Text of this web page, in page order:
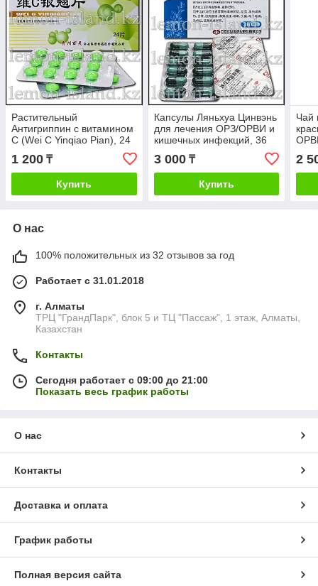
Растительный
Антигриппин с витамином
С (Wei C Yinqiao Pian), 24
1 200 ₸
Купить
Капсулы Ляньхуа Цинвэнь
для лечения ОРЗ/ОРВИ и
кишечных инфекций, 36
3 000₸
Купить
Чай
2
О нас
100% положительных из 32 отзывов за год
Работает с 31.01.2018
г. Алматы
ТРЦ "ГрандПарк", блок 5 и ТЦ "Пассаж", 1 этаж, Алматы,
Казахстан
Контакты
Сегодня работает с 09:00 до 21:00
Показать весь график работы
О нас
Контакты
Доставка и оплата
График работы
Полная версия сайта